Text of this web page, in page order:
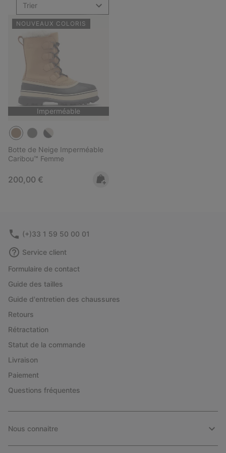
Trier
NOUVEAUX COLORIS
Imperméable
Botte de Neige Imperméable
Caribou™ Femme
Regular price:
200,00 €
(+)33 1 59 50 00 01
Service client
Formulaire de contact
Guide des tailles
Guide d'entretien des chaussures
Retours
Rétractation
Statut de la commande
Livraison
Paiement
Questions fréquentes
Nous connaitre